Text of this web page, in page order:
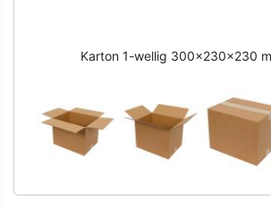
Karton 1-wellig 300x230x230